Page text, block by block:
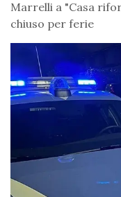
Marrelli a "Casa
chiuso per ferie